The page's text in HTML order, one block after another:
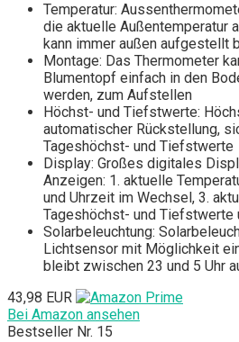
Temperatur:
die aktuelle Außentemperatur
kann immer außen aufgestellt
Montage: Das Thermometer
Blumentopf einfach in den
werden, zum Aufstellen
Höchst- und Tiefstwerte:
automatischer Rückstellung,
Tageshöchst- und Tiefstwerte
Display: Großes digitales
Anzeigen: 1. aktuelle
und Uhrzeit im Wechsel, 3.
Tageshöchst- und Tiefstwerte
Solarbeleuchtung:
Lichtsensor mit Möglichkeit
bleibt zwischen 23 und 5 Uhr
43,98 EUR
Bei Amazon ansehen
Bestseller Nr. 15